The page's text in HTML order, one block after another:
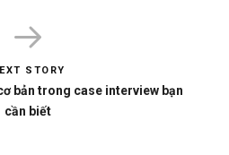
STORY
bản trong case interview bạn
cần biết